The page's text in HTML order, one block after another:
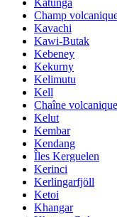
Champ
Kavachi
Kawi-Butak
Kebeney
Kekurny
Kelimutu
Kell
Chaîne
Kelut
Kembar
Kendang
Îles Kerguelen
Kerinci
Kerlingarfjöll
Ketoi
Khangar